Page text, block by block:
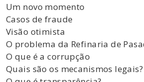
Um novo momento
Casos de fraude
Visão otimista
O problema da Refinaria de
O que é a corrupção
Quais são os mecanismos legais?